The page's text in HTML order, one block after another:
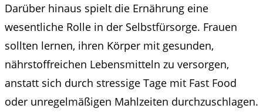
Darüber hinaus spielt die Ernährung eine
wesentliche Rolle in der Selbstfürsorge. Frauen
sollten lernen, ihren Körper mit gesunden,
nährstoffreichen Lebensmitteln zu versorgen,
anstatt sich durch stressige Tage mit Fast Food
oder unregelmäßigen Mahlzeiten durchzuschlagen.